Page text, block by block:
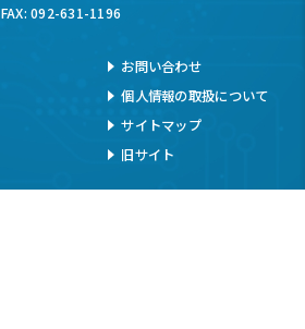
FAX: 092-631-1196
お問い合わせ
個人情報の取扱について
サイトマップ
旧サイト